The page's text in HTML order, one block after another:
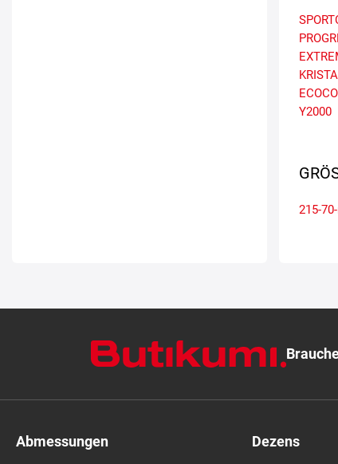
Y2000
215-
Abmessungen Dezens